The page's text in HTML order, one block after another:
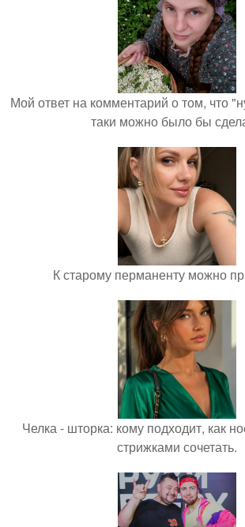
Мой ответ на комментарий о том, что
таки можно было бы
К старому перманенту можно
Челка - шторка: кому подходит, как
стрижками сочетать.